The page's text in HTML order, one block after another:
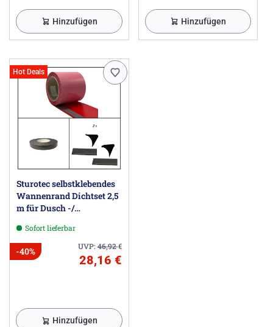
Hinzufügen Hinzufügen
Hot Deals
Sturotec selbstklebendes
Wannenrand Dichtset 2,5
m für Dusch -/
Sofort lieferbar
UVP:46,92€
-40%
28,16 €
Hinzufügen